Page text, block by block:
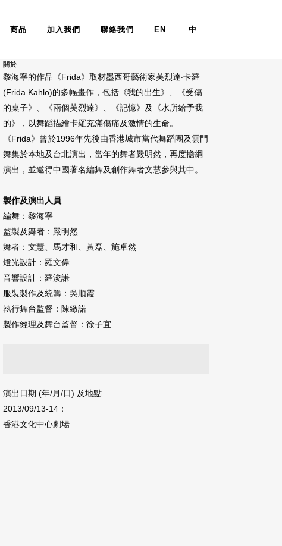
商品 加入我們 聯絡我們 EN 中
關於
黎海寧的作品《Frida》取材墨西哥藝術家芙烈達‧卡羅
(Frida Kahlo)的多幅畫作，包括《我的出生》、《受傷
的桌子》、《兩個芙烈達》、《記憶》及《水所給予我
的》，以舞蹈描繪卡羅充滿傷痛及激情的生命。
《Frida》曾於1996年先後由香港城市當代舞蹈團及雲門
舞集於本地及台北演出，當年的舞者嚴明然，再度擔綱
演出，並邀得中國著名編舞及創作舞者文慧參與其中。
製作及演出人員
編舞：黎海寧
監製及舞者：嚴明然
舞者：文慧、馬才和、黃磊、施卓然
燈光設計：羅文偉
音響設計：羅浚謙
服裝製作及統籌：吳順霞
執行舞台監督：陳緻諾
製作經理及舞台監督：徐子宜
演出日期 ‭(‬年‭/‬月‭/‬日‭) ‬及地點
2013/09/13-14：
香港文化中心劇場